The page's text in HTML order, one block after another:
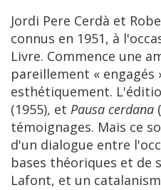
Jordi Pere Cerdà et
connus en 1951, à
Livre. Commence une
pareillement «
esthétiquement.
(1955), et Pausa cerdana
témoignages. Mais ce
d'un dialogue entre
bases théoriques et de
Lafont, et un